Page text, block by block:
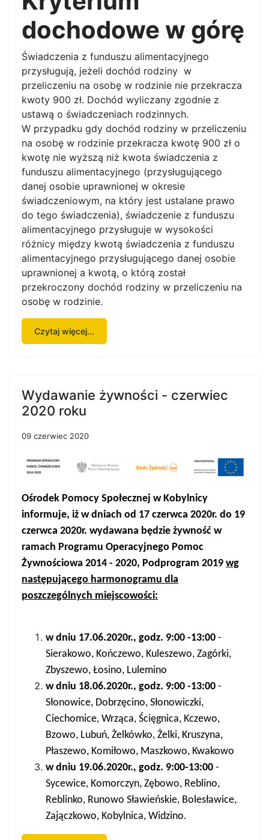
dochodowe w górę
Świadczenia z funduszu alimentacyjnego
przysługują, jeżeli dochód rodziny w
przeliczeniu na osobę w rodzinie nie przekracza
kwoty 900 zł. Dochód wyliczany zgodnie z
ustawą o świadczeniach rodzinnych.
W przypadku gdy dochód rodziny w przeliczeniu
na osobę w rodzinie przekracza kwotę 900 zł o
kwotę nie wyższą niż kwota świadczenia z
funduszu alimentacyjnego (przysługującego
danej osobie uprawnionej w okresie
świadczeniowym, na który jest ustalane prawo
do tego świadczenia), świadczenie z funduszu
alimentacyjnego przysługuje w wysokości
różnicy między kwotą świadczenia z funduszu
alimentacyjnego przysługującego danej osobie
uprawnionej a kwotą, o którą został
przekroczony dochód rodziny w przeliczeniu na
osobę w rodzinie.
Czytaj więcej...
Wydawanie żywności - czerwiec
2020 roku
09 czerwiec 2020
Ośrodek Pomocy Społecznej w Kobylnicy
informuje, iż wdniach od 17 czerwca 2020r. do 19
czerwca 2020r. wydawana będzie żywność w
ramach Programu Operacyjnego Pomoc
Żywnościowa 2014 - 2020, Podprogram 2019 wg
następującego harmonogramu dla
poszczególnych miejscowości:
w dniu 17.06.2020r., godz. 9:00 -13:00 -
Sierakowo, Kończewo, Kuleszewo, Zagórki,
Zbyszewo, Łosino, Lulemino
w dniu 18.06.2020r., godz. 9:00 -13:00 -
Słonowice, Dobrzęcino, Słonowiczki,
Ciechomice, Wrząca, Ścięgnica, Kczewo,
Bzowo, Lubuń, Żelkówko, Żelki, Kruszyna,
Płaszewo, Komiłowo, Maszkowo, Kwakowo
w dniu 19.06.2020r., godz. 9:00-13:00 -
Sycewice, Komorczyn, Zębowo, Reblino,
Reblinko, Runowo Sławieńskie, Bolesławice,
Zajączkowo, Kobylnica, Widzino.